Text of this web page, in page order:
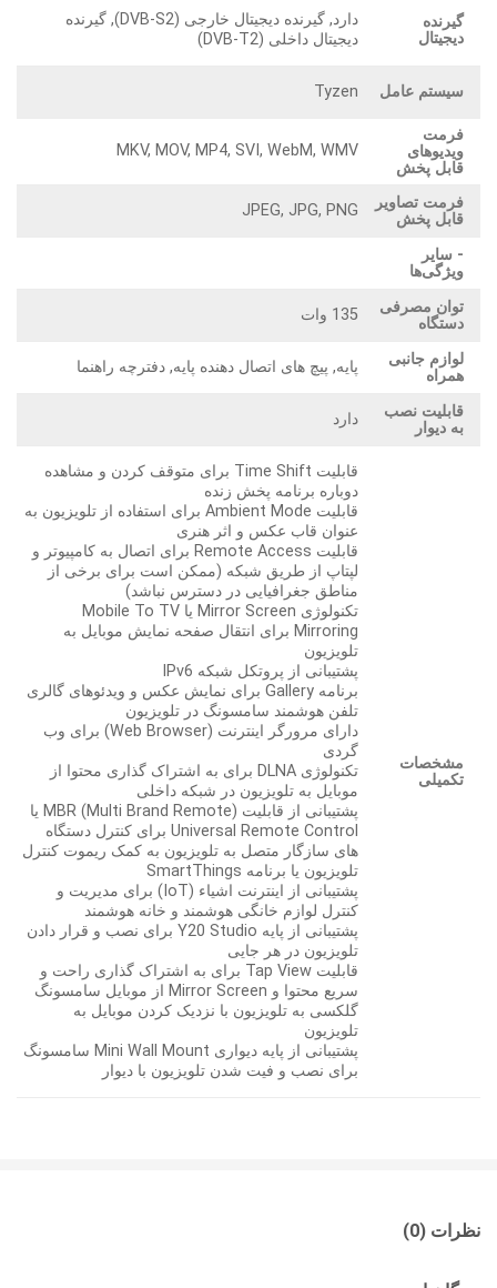
گیرنده
دیجیتال
دارد, گیرنده دیجیتال خارجی (DVB-S2), گیرنده
دیجیتال داخلی (DVB-T2)
سیستم عامل Tyzen
فرمت
ویدیوهای
قابل پخش
MKV, MOV, MP4, SVI, WebM, WMV
فرمت تصاویر
قابل پخش
JPEG, JPG, PNG
- سایر
ویژگی‌ها
توان مصرفی
دستگاه
135 وات
لوازم جانبی
همراه
پایه, پیچ های اتصال دهنده پایه, دفترچه راهنما
قابلیت نصب
به دیوار
دارد
مشخصات
تکمیلی
قابلیت Time Shift برای متوقف کردن و مشاهده
دوباره برنامه پخش زنده
قابلیت Ambient Mode برای استفاده از تلویزیون به
عنوان قاب عکس و اثر هنری
قابلیت Remote Access برای اتصال به کامپیوتر و
لپتاپ از طریق شبکه (ممکن است برای برخی از
مناطق جغرافیایی در دسترس نباشد)
تکنولوژی Mirror Screen یا Mobile To TV
Mirroring برای انتقال صفحه نمایش موبایل به
تلویزیون
پشتیبانی از پروتکل شبکه IPv6
برنامه Gallery برای نمایش عکس و ویدئوهای گالری
تلفن هوشمند سامسونگ در تلویزیون
دارای مرورگر اینترنت (Web Browser) برای وب
گردی
تکنولوژی DLNA برای به اشتراک گذاری محتوا از
موبایل به تلویزیون در شبکه داخلی
پشتیبانی از قابلیت MBR (Multi Brand Remote) یا
Universal Remote Control برای کنترل دستگاه
های سازگار متصل به تلویزیون به کمک ریموت کنترل
تلویزیون یا برنامه SmartThings
پشتیبانی از اینترنت اشیاء (IoT) برای مدیریت و
کنترل لوازم خانگی هوشمند و خانه هوشمند
پشتیبانی از پایه Y20 Studio برای نصب و قرار دادن
تلویزیون در هر جایی
قابلیت Tap View برای به اشتراک گذاری راحت و
سریع محتوا و Mirror Screen از موبایل سامسونگ
گلکسی به تلویزیون با نزدیک کردن موبایل به
تلویزیون
پشتیبانی از پایه دیواری Mini Wall Mount سامسونگ
برای نصب و فیت شدن تلویزیون با دیوار
نظرات (0)